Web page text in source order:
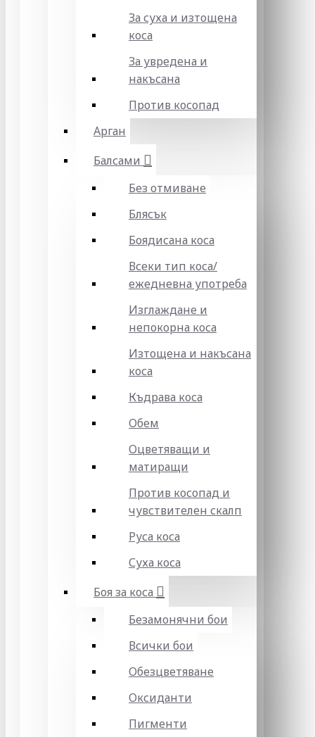
За суха и изтощена
коса
За увредена и
накъсана
Против косопад
Арган
Балсами
Без отмиване
Блясък
Боядисана коса
Всеки тип коса/
ежедневна употреба
Изглаждане и
непокорна коса
Изтощена и накъсана
коса
Къдрава коса
Обем
Оцветяващи и
матиращи
Против косопад и
чувствителен скалп
Руса коса
Суха коса
Боя за коса
Безамонячни бои
Всички бои
Обезцветяване
Оксиданти
Пигменти